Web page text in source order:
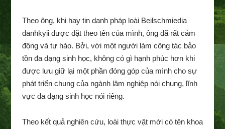
Theo ông, khi hay tin danh pháp loài Beilschmiedia
danhkyii được đặt theo tên của mình, ông đã rất cảm
động và tự hào. Bởi, với một người làm công tác bảo
tồn đa dạng sinh học, không có gì hạnh phúc hơn khi
được lưu giữ lại một phần đóng góp của mình cho sự
phát triển chung của ngành lâm nghiệp nói chung, lĩnh
vực đa dạng sinh học nói riêng.
Theo kết quả nghiên cứu, loài thực vật mới có tên khoa